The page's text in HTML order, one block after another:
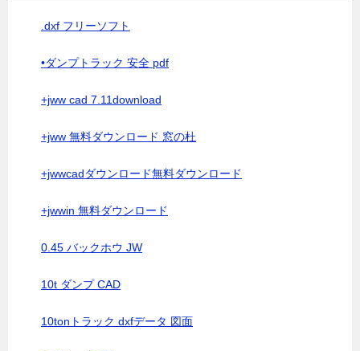
.dxf フリーソフト
•ダンプトラック 安全 pdf
+jww cad 7.11download
+jww 無料ダウンロード 窓の杜
+jwwcadダウンロード無料ダウンロード
+jwwin 無料ダウンロード
0.45 バックホウ JW
10t ダンプ CAD
10tonトラック dxfデータ 図面